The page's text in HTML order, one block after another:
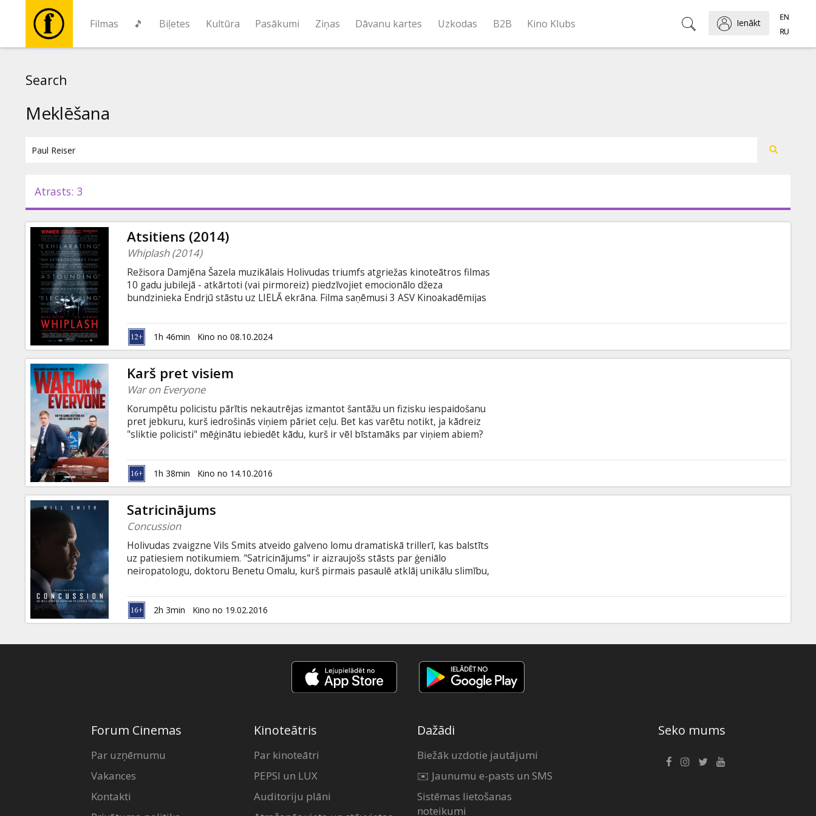
Filmas 🎵 Biļetes Kultūra Pasākumi Ziņas Dāvanu kartes Uzkodas B2B Kino Klubs Ienākt
Pasākumi
Ziņas
Dāvanu
kartes
Uzkodas
B2B
Kino
Klubs
Search
Meklēšana
Atrasts: 3
Atsitiens (2014)
Whiplash (2014)
Režisora Damjēna Šazela muzikālais Holivudas triumfs atgriežas kinoteātros filmas
10 gadu jubilejā - atkārtoti (vai pirmoreiz) piedzīvojiet emocionālo džeza
bundzinieka Endrjū stāstu uz LIELĀ ekrāna. Filma saņēmusi 3 ASV Kinoakadēmijas
jauns un ambiciozs džeza bundzinieks, gatavs kļūt par labāko no labākajiem ASV
austrumkrasta mūzikas vidusskolā - atspēriena punktā uz lielo
skatuvi.Despotiskais pasniedzējs Terenss pamana Endrjū un iekļauj viņu džeza
orķestra sastāvā – uz visiem laikiem izmainot jaunieša dzīvi.
1h 46min Kino no 08.10.2024
Karš pret visiem
War on Everyone
Korumpētu policistu pārītis nekautrējas izmantot šantāžu un fizisku iespaidošanu
pret jebkuru, kurš iedrošinās viņiem pāriet ceļu. Bet kas varētu notikt, ja kādreiz
"sliktie policisti" mēģinātu iebiedēt kādu, kurš ir vēl bīstamāks par viņiem abiem?
1h 38min Kino no 14.10.2016
Satricinājums
Concussion
Holivudas zvaigzne Vils Smits atveido galveno lomu dramatiskā trillerī, kas balstīts
uz patiesiem notikumiem. "Satricinājums" ir aizraujošs stāsts par ģeniālo
neiropatologu, doktoru Benetu Omalu, kurš pirmais pasaulē atklāj unikālu slimību,
pierādītu savu taisnību, doktoram Omalu nāksies stāties pretī varenai
organizācijai. Filma angļu valodā ar subtitriem latviešu un krievu valodā.
2h 3min Kino no 19.02.2016
Forum Cinemas
Par uzņēmumu
Vakances
Kontakti
Kinoteātris
Par kinoteātri
PEPSI un LUX
Auditoriju plāni
Dažādi
Biežāk uzdotie jautājumi
✉️ Jaunumu e-pasts un SMS
Sistēmas lietošanas
noteikumi
Seko mums